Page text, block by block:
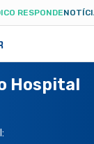
RESPONDE
Hospital